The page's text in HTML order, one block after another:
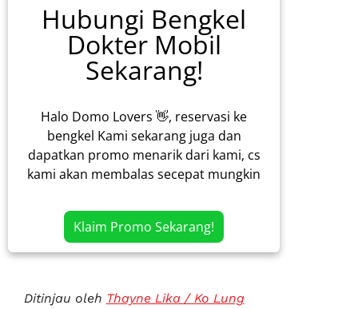
Hubungi Bengkel
Dokter Mobil
Sekarang!
Halo Domo Lovers 👋, reservasi ke
bengkel Kami sekarang juga dan
dapatkan promo menarik dari kami, cs
kami akan membalas secepat mungkin
Klaim Promo Sekarang!
Ditinjau oleh Thayne Lika / Ko Lung